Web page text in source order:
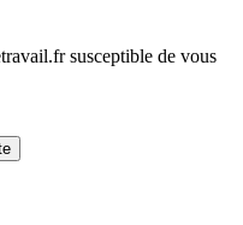
susceptible de vous